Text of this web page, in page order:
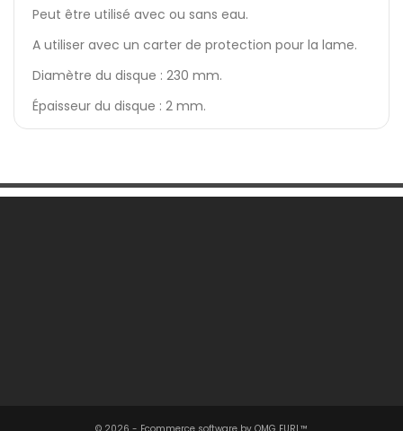
Peut être utilisé avec ou sans eau.
A utiliser avec un carter de protection pour la lame.
Diamètre du disque : 230 mm.
Épaisseur du disque : 2 mm.
© 2026 - Ecommerce software by OMG EURL™